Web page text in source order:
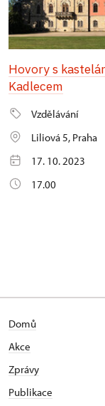
Hovory s
Kadlecem
Vzdělávání
Liliová 5, Praha
17. 10. 2023
17.00
Domů
Akce
Zprávy
Publikace